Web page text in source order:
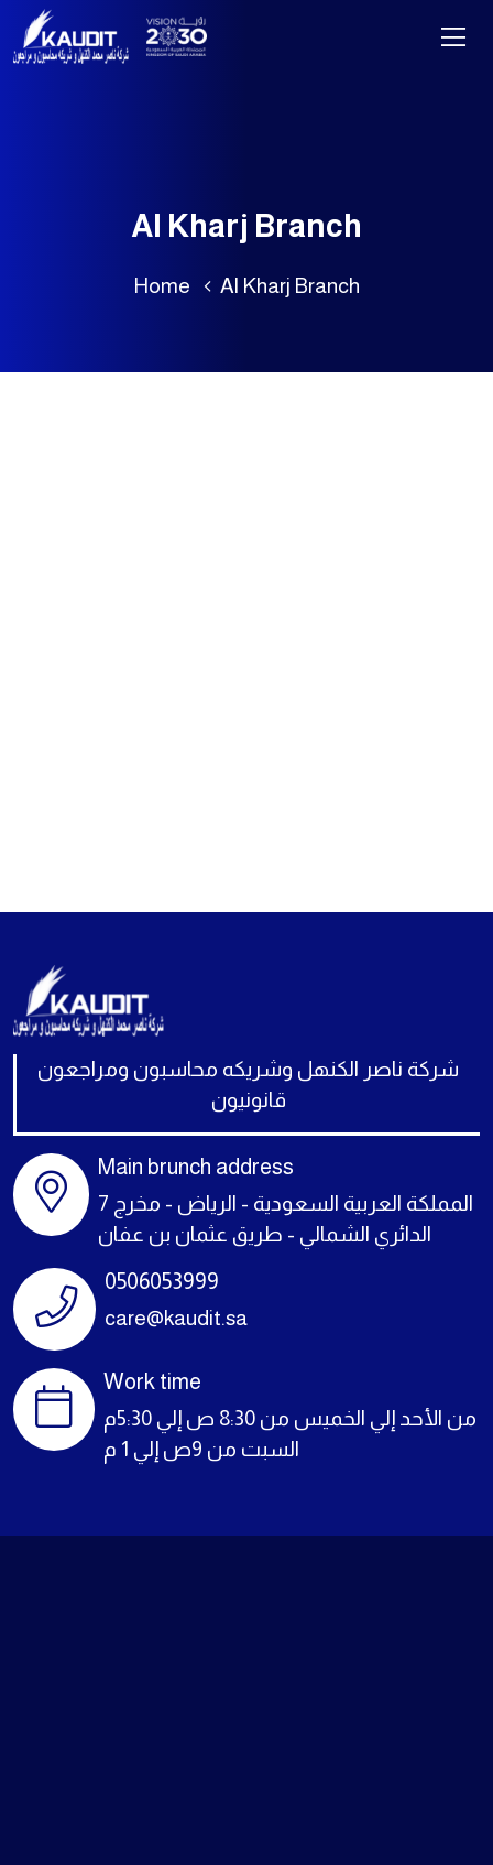
Al Kharj Branch
Home Al Kharj Branch
شركة ناصر الكنهل وشريكه محاسبون ومراجعون
قانونيون
Main brunch address
المملكة العربية السعودية - الرياض - مخرج 7
الدائري الشمالي - طريق عثمان بن عفان
0506053999
care@kaudit.sa
Work time
من الأحد إلي الخميس من 8:30 ص إلي 5:30م
السبت من 9ص إلي 1 م